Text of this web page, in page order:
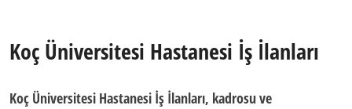
Koç Üniversitesi Hastanesi İş İlanları
Koç Üniversitesi Hastanesi İş İlanları, kadrosu ve